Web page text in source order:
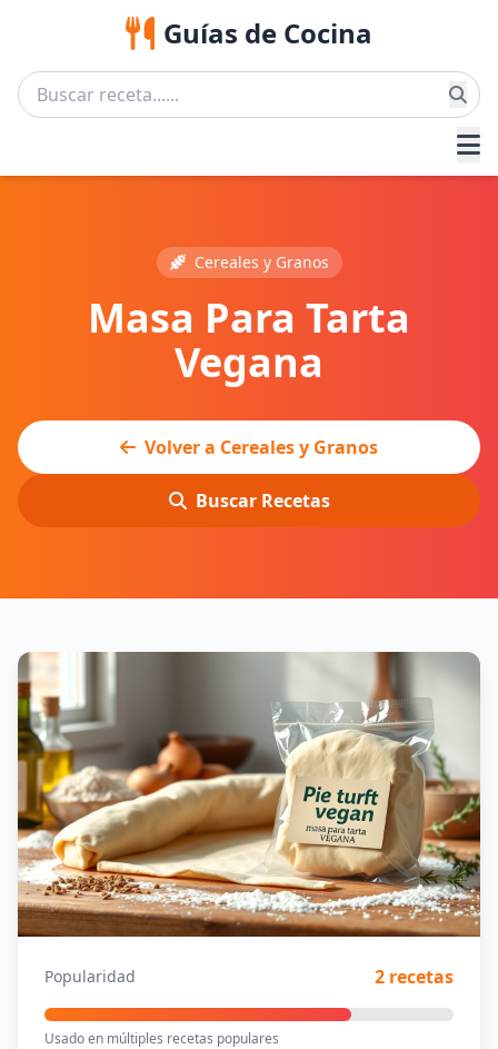
Guías de Cocina
Cereales y Granos
Masa Para Tarta
Vegana
Volver a Cereales y Granos
Buscar Recetas
Popularidad 2 recetas
Usado en múltiples recetas populares